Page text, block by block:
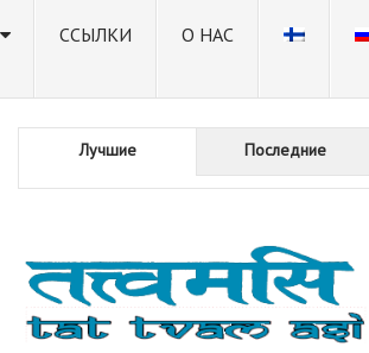
ССЫЛКИ О НАС
Лучшие Последние